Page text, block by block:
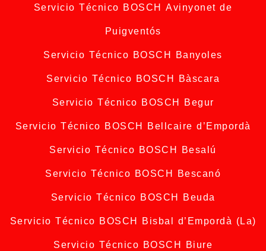
Servicio Técnico BOSCH Avinyonet de
Puigventós
Servicio Técnico BOSCH Banyoles
Servicio Técnico BOSCH Bàscara
Servicio Técnico BOSCH Begur
Servicio Técnico BOSCH Bellcaire d’Empordà
Servicio Técnico BOSCH Besalú
Servicio Técnico BOSCH Bescanó
Servicio Técnico BOSCH Beuda
Servicio Técnico BOSCH Bisbal d’Empordà (La)
Servicio Técnico BOSCH Biure